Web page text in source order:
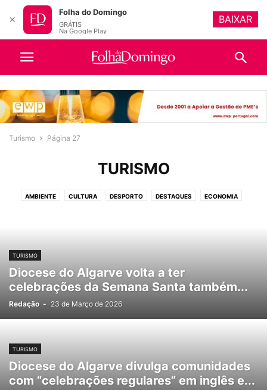
Turismo Página 27
TURISMO
AMBIENTE CULTURA DESPORTO DESTAQUES ECONOMIA
TURISMO
Diocese do Algarve volta a ter
celebrações da Semana Santa também...
Redação - 23 de Março de 2026
TURISMO
Diocese do Algarve divulga comunidades
com “celebrações regulares” em inglês e...
✕
Folha do Domingo
GRÁTIS
Na Google Play
BAIXAR